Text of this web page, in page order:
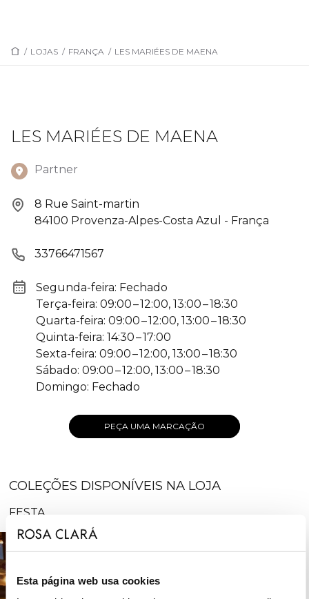
Esta página web usa cookies
/ LOJAS / FRANÇA / LES MARIÉES DE MAENA
LES MARIÉES DE MAENA
Partner
8 Rue Saint-martin
84100 Provenza-Alpes-Costa Azul - França
33766471567
Segunda-feira: Fechado
Terça-feira: 09:00 – 12:00, 13:00 – 18:30
Quarta-feira: 09:00 – 12:00, 13:00 – 18:30
Quinta-feira: 14:30 – 17:00
Sexta-feira: 09:00 – 12:00, 13:00 – 18:30
Sábado: 09:00 – 12:00, 13:00 – 18:30
Domingo: Fechado
PEÇA UMA MARCAÇÃO
COLEÇÕES DISPONÍVEIS NA LOJA
FESTA